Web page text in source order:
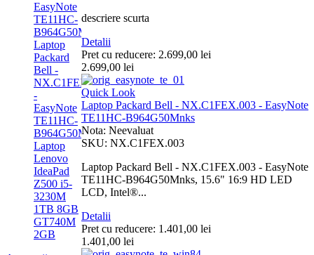
descriere scurta
Detalii
Pret cu reducere: 2.699,00 lei
2.699,00 lei
Quick Look
Laptop Packard Bell - NX.C1FEX.003 - EasyNote
TE11HC-B964G50Mnks
Nota: Neevaluat
SKU: NX.C1FEX.003
Laptop Packard Bell - NX.C1FEX.003 - EasyNote
TE11HC-B964G50Mnks, 15.6" 16:9 HD LED
LCD, Intel®...
Detalii
Pret cu reducere: 1.401,00 lei
1.401,00 lei
EasyNote
TE11HC-
B964G50Mnks
Laptop
Packard
Bell -
NX.C1FEX.003
-
EasyNote
TE11HC-
B964G50Mnks
Laptop
Lenovo
IdeaPad
Z500 i5-
3230M
1TB 8GB
GT740M
2GB